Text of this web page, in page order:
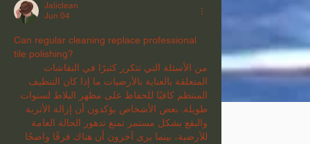
Jaliclean
Jun 04
Can regular cleaning replace professional
tile polishing?
من الأسئلة التي تتكرر كثيرًا في النقاشات
المتعلقة بالعناية بالأرضيات ما إذا كان التنظيف
المنتظم كافيًا للحفاظ على مظهر البلاط لسنوات
طويلة. بعض الأشخاص يؤكدون أن إزالة الأتربة
والبقع بشكل مستمر تمنع تدهور الحالة العامة
للأرضية، بينما يرى آخرون أن هناك فرقًا واضحًا